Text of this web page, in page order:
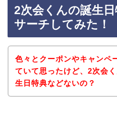
2次会くんの誕生
サーチしてみた！
色々とクーポンやキャンペ
ていて思ったけど、2次会
生日特典などないの？